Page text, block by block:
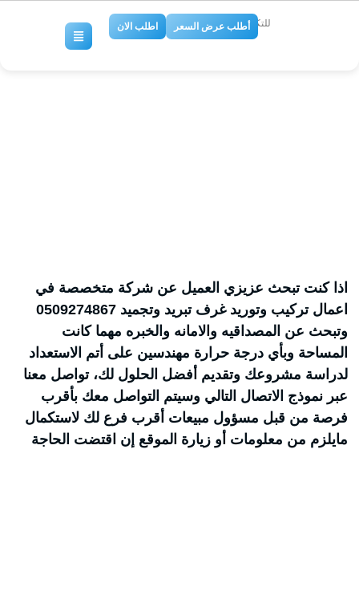
للتكييف والتبريد
أطلب عرض السعر اطلب الان
اذا كنت تبحث عزيزي العميل عن شركة متخصصة في
اعمال تركيب وتوريد غرف تبريد وتجميد 0509274867
وتبحث عن المصداقيه والامانه والخبره مهما كانت
المساحة وبأي درجة حرارة مهندسين على أتم الاستعداد
لدراسة مشروعك وتقديم أفضل الحلول لك، تواصل معنا
عبر نموذج الاتصال التالي وسيتم التواصل معك بأقرب
فرصة من قبل مسؤول مبيعات أقرب فرع لك لاستكمال
مايلزم من معلومات أو زيارة الموقع إن اقتضت الحاجة